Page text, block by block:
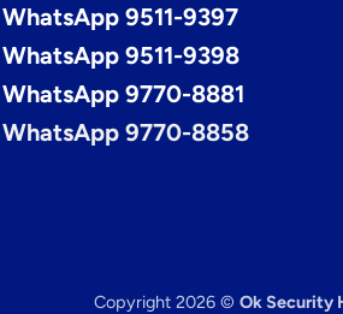
WhatsApp 9511-9397
WhatsApp 9511-9398
WhatsApp 9770-8881
WhatsApp 9770-8858
Copyright 2026 © Ok Security